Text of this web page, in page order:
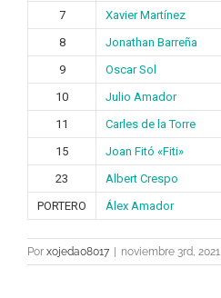
7
Xavier Martínez
8
Jonathan Barreña
9
Oscar Sol
10
Julio Amador
11
Carles de la Torre
15
Joan Fitó «Fiti»
23
Albert Crespo
PORTERO
Álex Amador
Por xojeda08017 noviembre 3rd, 2021